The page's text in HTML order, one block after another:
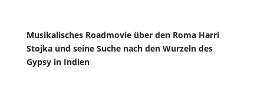
Musikalisches Roadmovie über den Roma Harri
Stojka und seine Suche nach den Wurzeln des
Gypsy in Indien